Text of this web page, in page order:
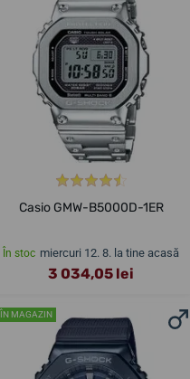
Casio GMW-B5000D-1ER
În stoc miercuri 12. 8. la tine acasă
3 034,05 lei
ÎN MAGAZIN